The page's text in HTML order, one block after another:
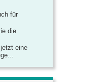
für
die
eine